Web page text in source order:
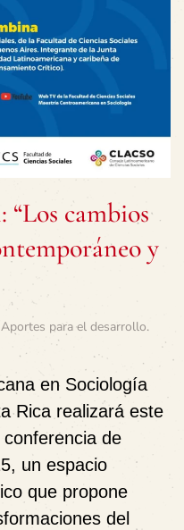
cambios
y
Aportes para el desarrollo.
en Sociología
Rica realizará este
conferencia de
, un espacio
que propone
del